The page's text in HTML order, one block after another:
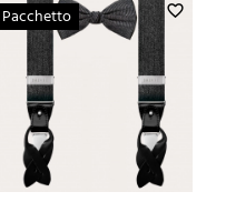
favorite_border
Pacchetto